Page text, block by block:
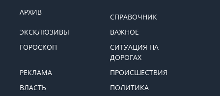
АРХИВ
СПРАВОЧНИК
ЭКСКЛЮЗИВЫ
ВАЖНОЕ
ГОРОСКОП
СИТУАЦИЯ НА
ДОРОГАХ
РЕКЛАМА
ПРОИСШЕСТВИЯ
ВЛАСТЬ
ПОЛИТИКА